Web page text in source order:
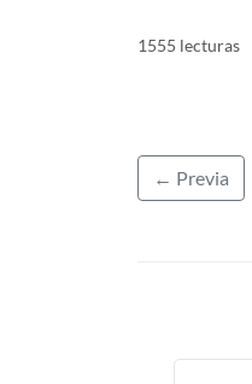
1555 lecturas
← Previa